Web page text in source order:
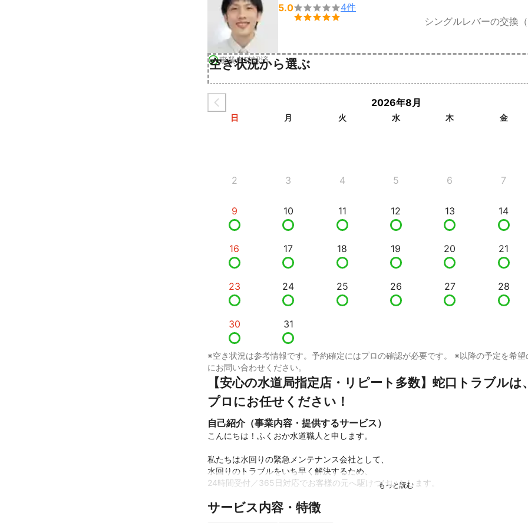
事業者確認済
5.0

4件
シングルレバーの交換（
空き状況から選ぶ
2026年8月
日 月 火 水 木 金
2 3 4 5 6 7
9 10 11 12 13 14
16 17 18 19 20 21
23 24 25 26 27 28
30 31
※空き状況は参考情報です。予約確定にはプロの確認が必要です。 ※以降の予定を希望
にお問い合わせください。
【安心の水道局指定店・リピート多数】蛇口トラブルは
プロにお任せください！
自己紹介（事業内容・提供するサービス）
こんにちは！ふくおか水道職人と申します。
私たちは水回りの緊急メンテナンス会社として、
水回りのトラブルをいち早く解決するため、
24時間受付／365日対応でお客様の元へ駆けつけいたします。
作業については、お伺いし、詳しく現場を確認させて頂いた上で適切なご案内をし、
サービス内容・特徴